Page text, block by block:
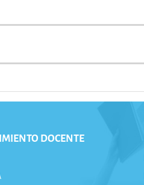
DOCENTE